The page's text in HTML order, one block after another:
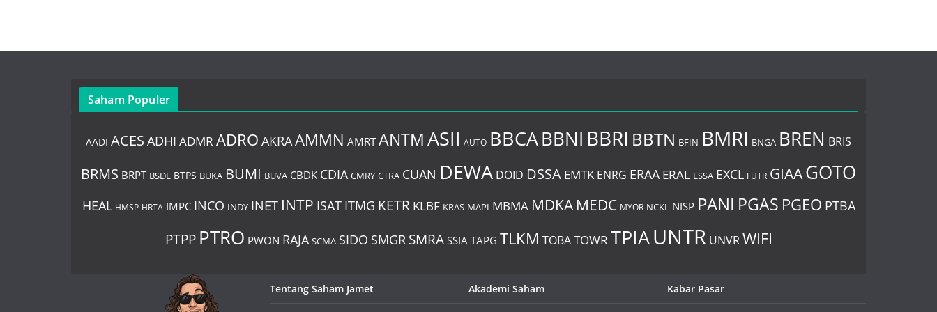
Saham Populer
AADI ACES ADHI ADMR ADRO AKRAAMMN AMRT ANTMASII AUTO BBCABBNI BBRI BBTN BFIN BMRI BNGA BREN BRIS
BRMS BRPT BSDE BTPS BUKA BUMI BUVA CBDK CDIA CMRY CTRA CUAN DEWA DOID DSSA EMTK ENRG ERAA ERAL ESSA EXCL FUTR GIAAGOTO
HEAL HMSP HRTA IMPC INCO INDY INET INTP ISAT ITMG KETR KLBF KRAS MAPI MBMA MDKA MEDC MYOR NCKL NISP PANI PGAS PGEO PTBA
PTPP PTRO PWON RAJA SCMA SIDO SMGR SMRA SSIA TAPG TLKM TOBA TOWR TPIAUNTR UNVR WIFI
Tentang Saham Jamet Akademi Saham Kabar Pasar